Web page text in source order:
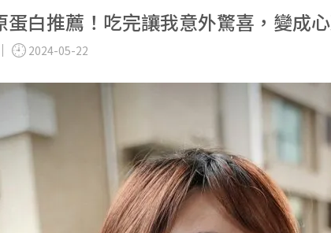
蛋白推薦！吃完讓我意外驚喜，變成
2024-05-22